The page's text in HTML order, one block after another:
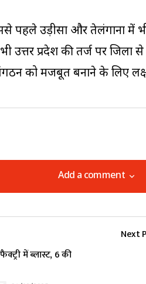
पहले उड़ीसा और तेलंगाना में भी
उत्तर प्रदेश की तर्ज पर
को मजबूत बनाने के लिए
Add a comment
Add a comment
published. Required fields
में ब्लास्ट, 6 की
Next